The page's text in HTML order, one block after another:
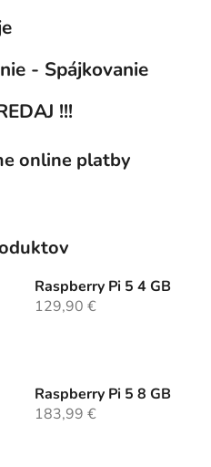
- Spájkovanie
!!!
online platby
Raspberry Pi 5 4 GB
129,90 €
Raspberry Pi 5 8 GB
183,99 €